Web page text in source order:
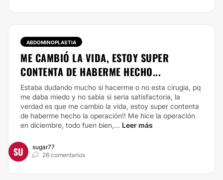
ABDOMINOPLASTIA
ME CAMBIÓ LA VIDA, ESTOY SUPER
CONTENTA DE HABERME HECHO...
Estaba dudando mucho si hacerme o no esta cirugia, pq
me daba miedo y no sabia si seria satisfactoria, la
verdad es que me cambio la vida, estoy super contenta
de haberme hecho la operación!! Me hice la operación
en diciembre, todo fuen bien,... Leer más
SU
sugar77
26 comentarios